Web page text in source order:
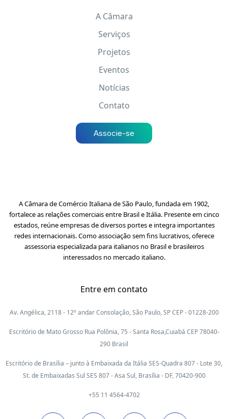
A Câmara
Serviços
Projetos
Eventos
Notícias
Contato
Associe-se
A Câmara de Comércio Italiana de São Paulo, fundada em 1902,
fortalece as relações comerciais entre Brasil e Itália. Presente em cinco
estados, reúne empresas de diversos portes e integra importantes
redes internacionais. Como associação sem fins lucrativos, oferece
assessoria especializada para italianos no Brasil e brasileiros
interessados no mercado italiano.
Entre em contato
Av. Angélica, 2118 - 12º andar Consolação, São Paulo, SP CEP - 01228-200
Escritório de Mato Grosso Rua Polônia, 75 - Santa Rosa,Cuiabá CEP 78040-
290 Brasil
Escritório de Brasília – junto à Embaixada da Itália SES-Quadra 807 - Lote 30,
St. de Embaixadas Sul SES 807 - Asa Sul, Brasília - DF, 70420-900
+55 11 4564-4702